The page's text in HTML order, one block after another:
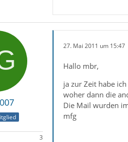
3
27. Mai 2011 um 15:47
Hallo mbr,
ja zur Zeit habe
woher dann die
Die Mail wurden
mfg